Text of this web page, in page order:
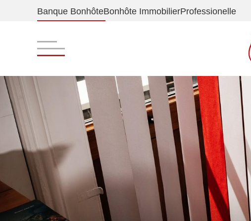
Banque BonhôteBonhôte ImmobilierProfessionelle